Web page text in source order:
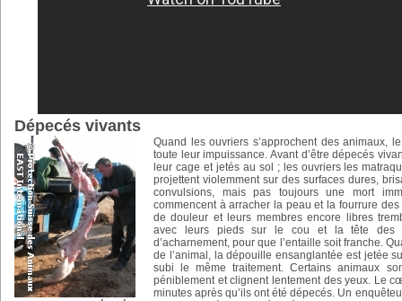
Dépecés vivants
Quand les ouvriers s’approchent des animaux,
toute leur impuissance. Avant d’être dépecés
leur cage et jetés au sol ; les ouvriers les
projettent violemment sur des surfaces dures,
convulsions, mais pas toujours une mort
commencent à arracher la peau et la fourrure
de douleur et leurs membres encore libres
avec leurs pieds sur le cou et la tête des
d’acharnement, pour que l’entaille soit franche.
de l’animal, la dépouille ensanglantée est jetée
subi le même traitement. Certains animaux
péniblement et clignent lentement des yeux. Le
minutes après qu’ils ont été dépecés. Un